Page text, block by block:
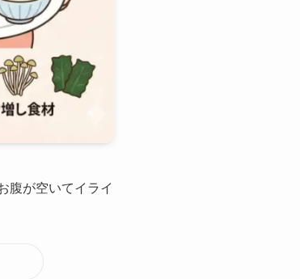
腹が空いてイライ